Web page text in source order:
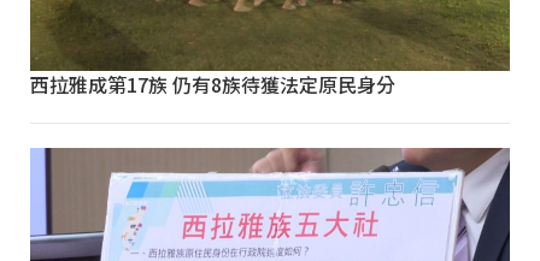
西拉雅成第17族 仍有8族待獲法定原民身分